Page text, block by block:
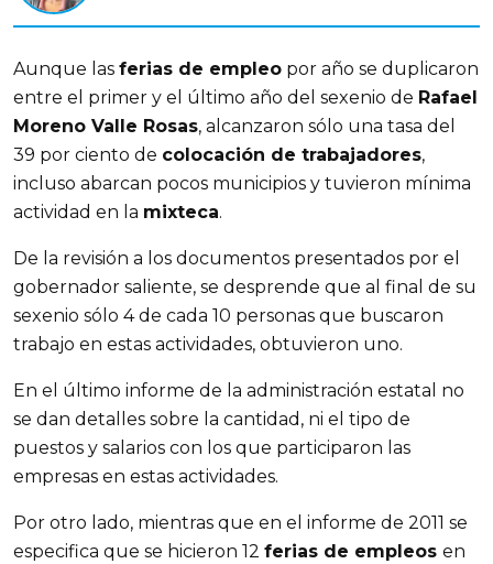
Aunque las ferias de empleo por año se duplicaron
entre el primer y el último año del sexenio de Rafael
Moreno Valle Rosas, alcanzaron sólo una tasa del
39 por ciento de colocación de trabajadores,
incluso abarcan pocos municipios y tuvieron mínima
actividad en la mixteca.
De la revisión a los documentos presentados por el
gobernador saliente, se desprende que al final de su
sexenio sólo 4 de cada 10 personas que buscaron
trabajo en estas actividades, obtuvieron uno.
En el último informe de la administración estatal no
se dan detalles sobre la cantidad, ni el tipo de
puestos y salarios con los que participaron las
empresas en estas actividades.
Por otro lado, mientras que en el informe de 2011 se
especifica que se hicieron 12 ferias de empleos en